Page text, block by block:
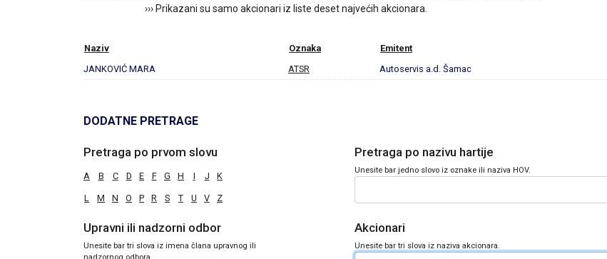
››› Prikazani su samo akcionari iz liste deset najvećih akcionara.
Naziv Oznaka Emitent
JANKOVIĆ MARA
ATSR Autoservis a.d. Šamac
DODATNE PRETRAGE
Pretraga po prvom slovu
A B C D E F G H I J K
L M N O P R S T U V Z
Pretraga po nazivu hartije
Unesite bar jedno slovo iz oznake ili naziva HOV.
Upravni ili nadzorni odbor
Unesite bar tri slova iz imena člana upravnog ili
Akcionari
Unesite bar tri slova iz naziva akcionara.